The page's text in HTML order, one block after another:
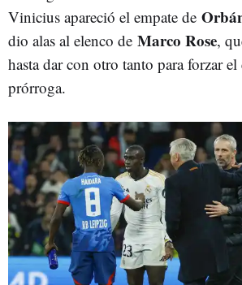
Vinicius apareció el empate de
dio alas al elenco de Marco Rose,
hasta dar con otro tanto para forzar
prórroga.